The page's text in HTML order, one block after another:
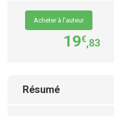
Acheter à l’auteur
19€,83
Résumé